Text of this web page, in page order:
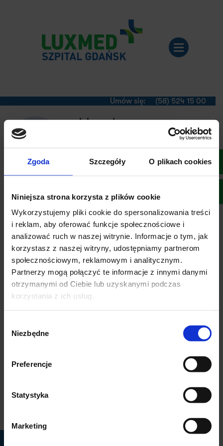
Zgoda Szczegóły O plikach cookies
Niniejsza strona korzysta z plików cookie
Wykorzystujemy pliki cookie do spersonalizowania treści
i reklam, aby oferować funkcje społecznościowe i
analizować ruch w naszej witrynie. Informacje o tym, jak
korzystasz z naszej witryny, udostępniamy partnerom
społecznościowym, reklamowym i analitycznym.
Partnerzy mogą połączyć te informacje z innymi danymi
otrzymanymi od Ciebie lub uzyskanymi podczas
korzystania z ich usług.
zgody
Niezbędne
Preferencje
Statystyka
Marketing
Umów się: (58) 524 15 00
lek. med.
Anestezjologia
nie udostępniamy możliwości umawiania się
online.
Zakres porad/choroby Wykształcenie
Zakres porad/choroby
Wykształcenie
Lekarz specjalista anestezjologii i intensywnej terapii II-
go stopnia.
Medycznym.